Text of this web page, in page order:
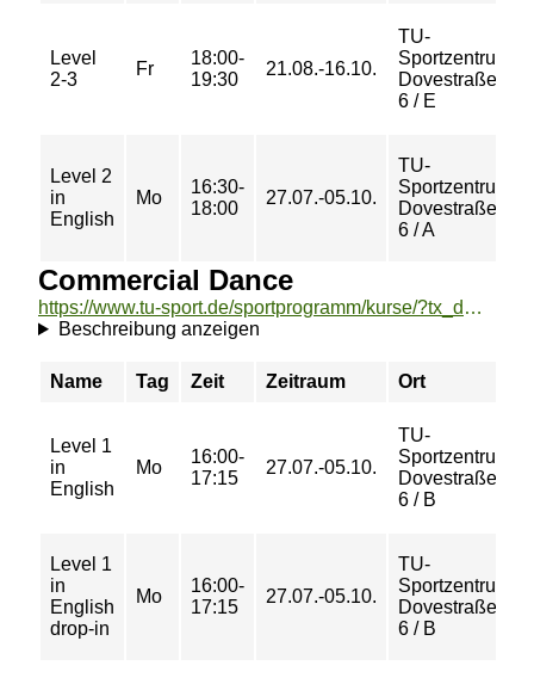
Level
2-3
Fr
18:00-
19:30
21.08.-16.10.
TU-
Sportzentrum
Dovestraße
6 / E
Level 2
in
English
Mo
16:30-
18:00
27.07.-05.10.
TU-
Sportzentrum
Dovestraße
6 / A
Commercial Dance
https://www.tu-sport.de/sportprogramm/kurse/?tx_dwzeh_courses%5Baction%5D=show&tx_dwzeh_courses%5BsportsDescription%5D=1161&cHash=ff1ccf39868a9e882ebd46fb02093c9c
Beschreibung anzeigen
Name Tag Zeit Zeitraum Ort
Level 1
in
English
Mo
16:00-
17:15
27.07.-05.10.
TU-
Sportzentrum
Dovestraße
6 / B
Level 1
in
English
drop-in
Mo
16:00-
17:15
27.07.-05.10.
TU-
Sportzentrum
Dovestraße
6 / B